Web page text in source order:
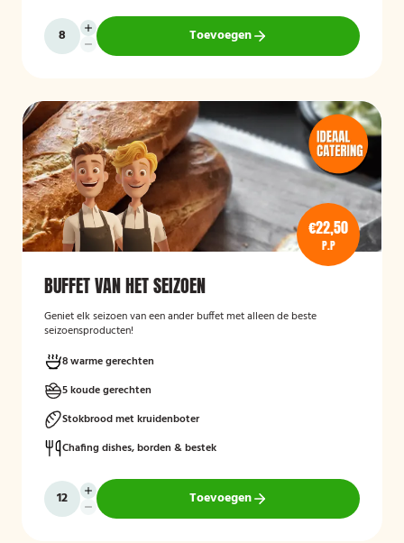
Toevoegen
€22,50
P.P
BUFFET VAN HET SEIZOEN
Geniet elk seizoen van een ander buffet met alleen de beste
seizoensproducten!
8 warme gerechten
5 koude gerechten
Stokbrood met kruidenboter
Chafing dishes, borden & bestek
Toevoegen